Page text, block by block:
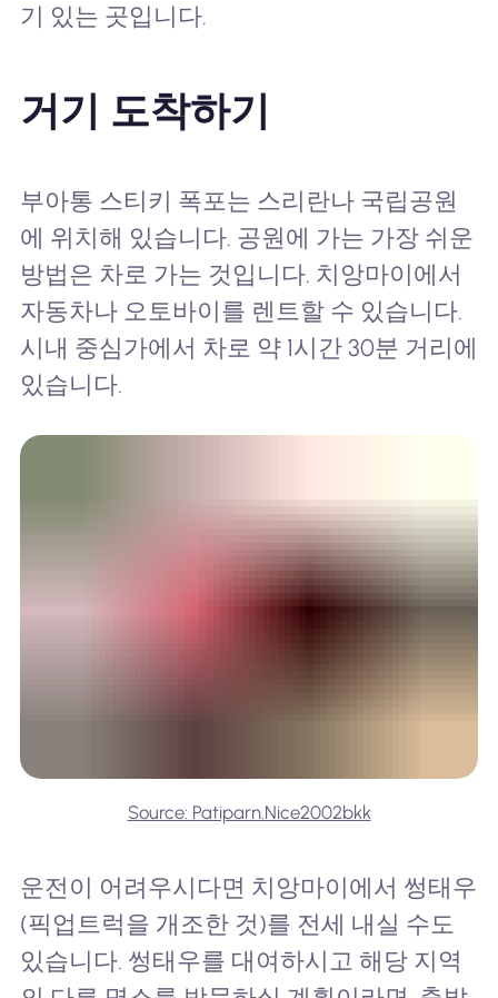
기 있는 곳입니다.
거기 도착하기
부아통 스티키 폭포는 스리란나 국립공원
에 위치해 있습니다. 공원에 가는 가장 쉬운
방법은 차로 가는 것입니다. 치앙마이에서
자동차나 오토바이를 렌트할 수 있습니다.
시내 중심가에서 차로 약 1시간 30분 거리에
있습니다.
Source: Patiparn.Nice2002bkk
운전이 어려우시다면 치앙마이에서 썽태우
(픽업트럭을 개조한 것)를 전세 내실 수도
있습니다. 썽태우를 대여하시고 해당 지역